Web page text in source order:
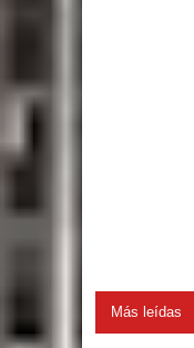
Más leídas